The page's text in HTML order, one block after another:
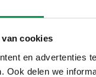
cookies
en advertenties
Ook delen we